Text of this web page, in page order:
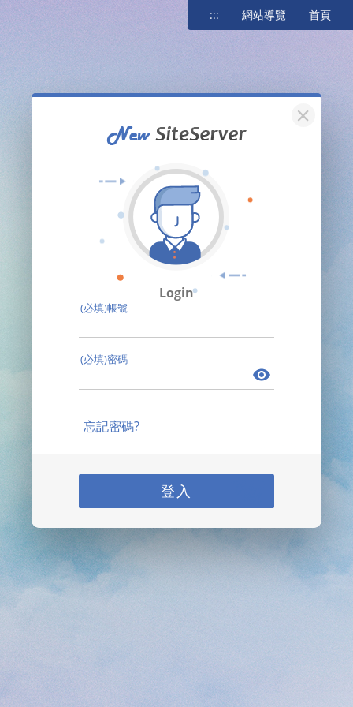
::: 網站導覽 首頁
關閉
Login
(必填)帳號
(必填)密碼
忘記密碼?
登入